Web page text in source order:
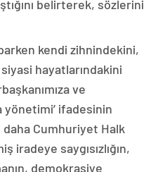
belirterek, sözlerini
kendi zihnindekini,
hayatlarındakini
ve
yönetimi’ ifadesinin
daha Cumhuriyet Halk
iradeye saygısızlığın,
demokrasiye